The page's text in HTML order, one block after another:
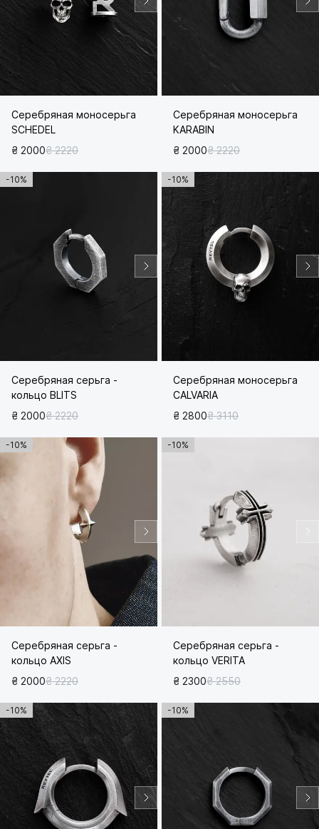
Серебряная моносерьга
SCHEDEL
₴ 2000₴ 2220
Серебряная моносерьга
KARABIN
₴ 2000₴ 2220
-10%
Серебряная серьга -
кольцо BLITS
₴ 2000₴ 2220
-10%
Серебряная моносерьга
CALVARIA
₴ 2800₴ 3110
-10%
Серебряная серьга -
кольцо AXIS
₴ 2000₴ 2220
-10%
Серебряная серьга -
кольцо VERITA
₴ 2300₴ 2550
-10% -10%